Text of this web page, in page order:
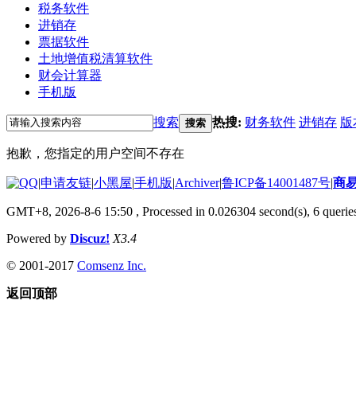
税务软件
进销存
票据软件
土地增值税清算软件
财会计算器
手机版
搜索 搜索 热搜: 财务软件 进销存 版
抱歉，您指定的用户空间不存在
|申请友链|小黑屋|手机版|Archiver|鲁ICP备14001487号|商
GMT+8, 2026-8-6 15:50 , Processed in 0.026304 second(s), 6
Powered by Discuz! X3.4
© 2001-2017 Comsenz Inc.
返回顶部